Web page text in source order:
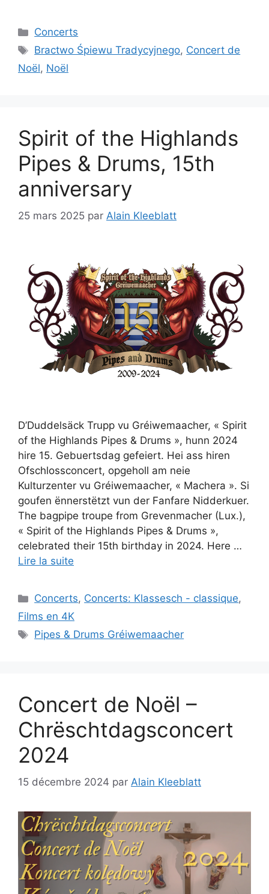
Catégories
Concerts
Étiquettes
Bractwo Śpiewu Tradycyjnego, Concert de
Noël, Noël
Spirit of the Highlands
Pipes & Drums, 15th
anniversary
25 mars 2025 par Alain Kleeblatt
D’Duddelsäck Trupp vu Gréiwemaacher, « Spirit
of the Highlands Pipes & Drums », hunn 2024
hire 15. Gebuertsdag gefeiert. Hei ass hiren
Ofschlossconcert, opgeholl am neie
Kulturzenter vu Gréiwemaacher, « Machera ». Si
goufen ënnerstëtzt vun der Fanfare Nidderkuer.
The bagpipe troupe from Grevenmacher (Lux.),
« Spirit of the Highlands Pipes & Drums »,
celebrated their 15th birthday in 2024. Here …
Lire la suite
Catégories
Concerts, Concerts: Klassesch - classique,
Films en 4K
Étiquettes
Pipes & Drums Gréiwemaacher
Concert de Noël –
Chrëschtdagsconcert
2024
15 décembre 2024 par Alain Kleeblatt